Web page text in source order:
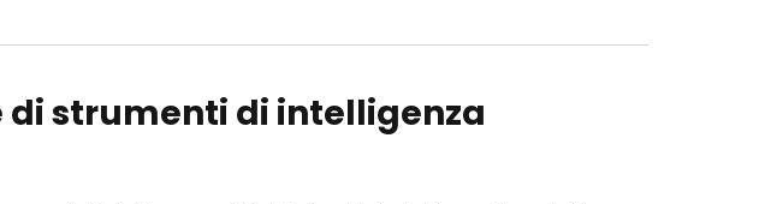
strumenti di intelligenza